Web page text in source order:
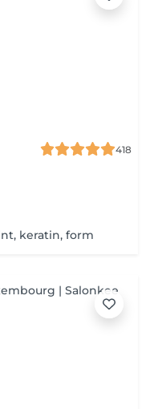
418
keratin, form